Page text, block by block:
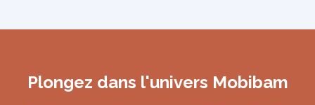
Plongez dans l'univers Mobibam